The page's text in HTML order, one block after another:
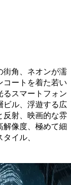
街角、ネオンが濡
コートを着た若い
るスマートフォン
ビル、浮遊する広
反射、映画的な雰
解像度、極めて細
イル、